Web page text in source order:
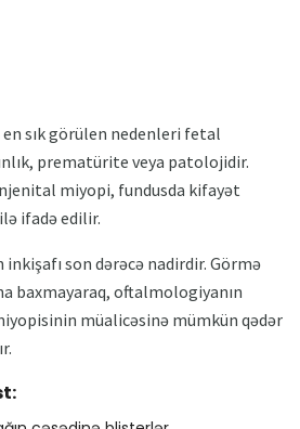
sık görülen nedenleri fetal
prematürite veya patolojidir.
miyopi, fundusda kifayət
ifadə edilir.
son dərəcə nadirdir. Görmə
baxmayaraq, oftalmologiyanın
müalicəsinə mümkün qədər